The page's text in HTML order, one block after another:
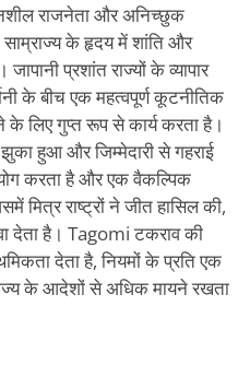
राजनेता और अनिच्छुक
साम्राज्य के हृदय में शांति और
प्रशांत राज्यों के व्यापार
के बीच एक महत्वपूर्ण कूटनीतिक
के लिए गुप्त रूप से कार्य करता है।
हुआ और जिम्मेदारी से गहराई
करता है और एक वैकल्पिक
मित्र राष्ट्रों ने जीत हासिल की,
देता है। Tagomi टकराव की
देता है, नियमों के प्रति एक
के आदेशों से अधिक मायने रखता